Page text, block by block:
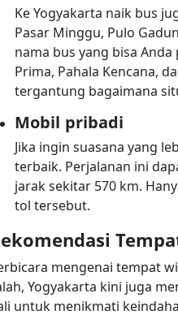
Ke Yogyakarta naik bus
Pasar Minggu, Pulo
nama bus yang bisa
Prima, Pahala Kencana,
tergantung bagaimana
Mobil pribadi
Jika ingin suasana yang
terbaik. Perjalanan ini
jarak sekitar 570 km.
tol tersebut.
mengenai tempat
Yogyakarta kini juga
untuk menikmati